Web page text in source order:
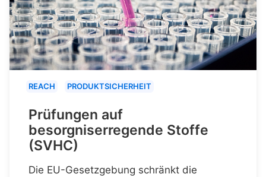
REACH PRODUKTSICHERHEIT
Prüfungen auf
besorgniserregende Stoffe
(SVHC)
Die EU-Gesetzgebung schränkt die